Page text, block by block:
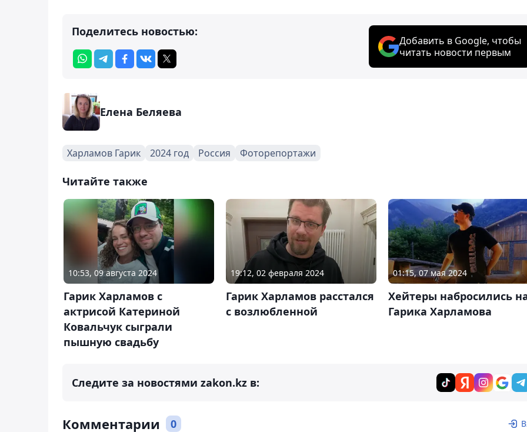
Поделитесь новостью:
Добавить в Google, чтобы
читать новости первым
Елена Беляева
Харламов Гарик 2024 год Россия Фоторепортажи
Читайте также
10:53, 09 августа 2024
Гарик Харламов с
актрисой Катериной
Ковальчук сыграли
пышную свадьбу
19:12, 02 февраля 2024
Гарик Харламов расстался
с возлюбленной
01:15, 07 мая 2024
Хейтеры набросились
Гарика Харламова
Следите за новостями zakon.kz в:
Комментарии 0